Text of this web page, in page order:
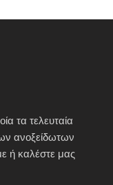
τα τελευταία
ανοξείδωτων
ή καλέστε μας